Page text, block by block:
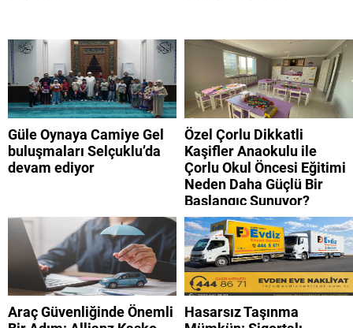
Güle Oynaya Camiye Gel
buluşmaları Selçuklu’da
devam ediyor
Özel Çorlu Dikkatli
Kaşifler Anaokulu ile
Çorlu Okul Öncesi Eğitimi
Neden Daha Güçlü Bir
Başlangıç Sunuyor?
Araç Güvenliğinde Önemli
Hasarsız Taşınma